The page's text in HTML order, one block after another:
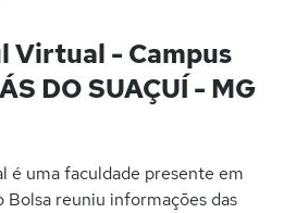
Virtual - Campus
DO SUAÇUÍ - MG
é uma faculdade presente em
Bolsa reuniu informações das